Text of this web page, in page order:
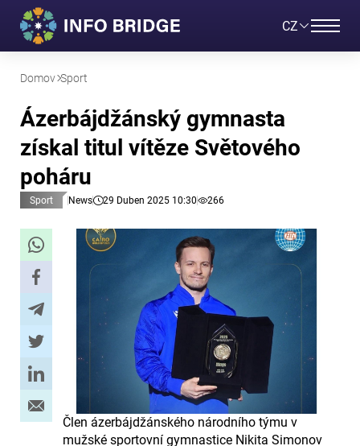
CZ
Domov Sport
Ázerbájdžánský gymnasta
získal titul vítěze Světového
poháru
Sport News 29 Duben 2025 10:30 266
Člen ázerbájdžánského národního týmu v
mužské sportovní gymnastice Nikita Simonov